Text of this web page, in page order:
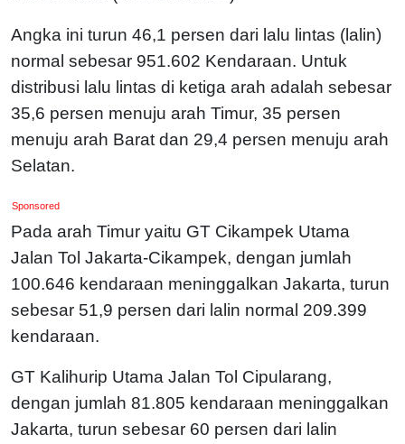
Angka ini turun 46,1 persen dari lalu lintas (lalin)
normal sebesar 951.602 Kendaraan. Untuk
distribusi lalu lintas di ketiga arah adalah sebesar
35,6 persen menuju arah Timur, 35 persen
menuju arah Barat dan 29,4 persen menuju arah
Selatan.
Sponsored
Pada arah Timur yaitu GT Cikampek Utama
Jalan Tol Jakarta-Cikampek, dengan jumlah
100.646 kendaraan meninggalkan Jakarta, turun
sebesar 51,9 persen dari lalin normal 209.399
kendaraan.
GT Kalihurip Utama Jalan Tol Cipularang,
dengan jumlah 81.805 kendaraan meninggalkan
Jakarta, turun sebesar 60 persen dari lalin